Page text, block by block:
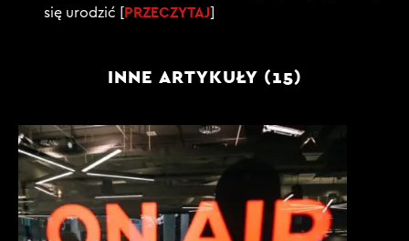
się urodzić [ PRZECZYTAJ
INNE ARTYKUŁY (15)